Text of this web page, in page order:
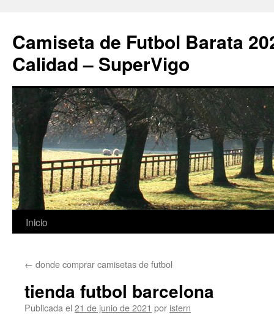
Camiseta de Futbol Barata
Calidad – SuperVigo
Saltar
contenido
Inicio
← donde comprar camisetas de futbol
tienda futbol barcelona
Publicada el 21 de junio de 2021 por istern